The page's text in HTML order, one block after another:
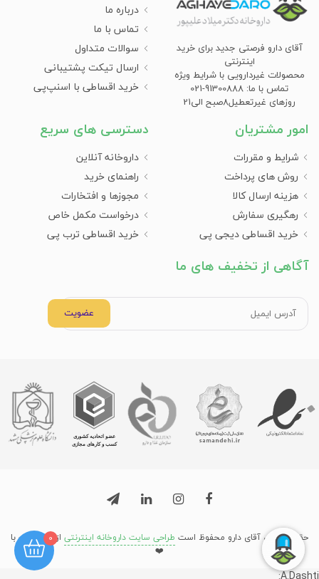
0
آقای دارو فرصتی جدید برای خرید
اینترنتی
محصولات غیردارویی با شرایط ویژه
تماس با ما: 91300888-021
روزهای غیرتعطیل8صبح الی21
درباره ما
تماس با ما
سوالات متداول
ارسال تیکت پشتیبانی
خرید اقساطی با اسنپ‌پی
امور مشتریان
شرایط و مقررات
روش های پرداخت
هزینه ارسال کالا
رهگیری سفارش
خرید اقساطی دیجی پی
دسترسی های سریع
داروخانه آنلاین
راهنمای خرید
مجوزها و افتخارات
درخواست مکمل خاص
خرید اقساطی ترب پی
آگاهی از تخفیف های ما
عضویت
حق نشر برای آقای دارو محفوظ است طراحی سایت داروخانه اینترنتی از میرسافت با
❤️